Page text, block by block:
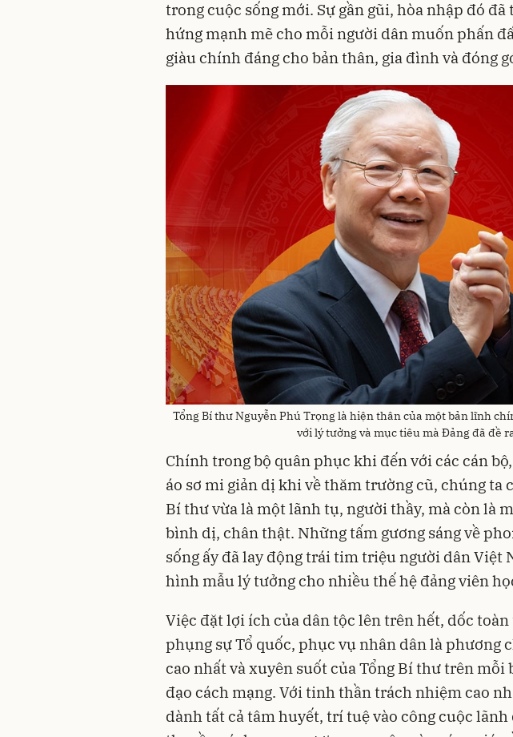
trong cuộc sống mới. Sự gần gũi, hòa nhập đó
hứng mạnh mẽ cho mỗi người dân muốn phấn
giàu chính đáng cho bản thân, gia đình và đóng
Tổng Bí thư Nguyễn Phú Trọng là hiện thân của một bản lĩnh
với lý tưởng và mục tiêu mà Đảng đã đề
Chính trong bộ quân phục khi đến với các cán
áo sơ mi giản dị khi về thăm trường cũ, chúng ta
Bí thư vừa là một lãnh tụ, người thầy, mà còn là
bình dị, chân thật. Những tấm gương sáng về
sống ấy đã lay động trái tim triệu người dân Việt
hình mẫu lý tưởng cho nhiều thế hệ đảng viên
Việc đặt lợi ích của dân tộc lên trên hết, dốc
phụng sự Tổ quốc, phục vụ nhân dân là phương
cao nhất và xuyên suốt của Tổng Bí thư trên mỗi
đạo cách mạng. Với tinh thần trách nhiệm cao
dành tất cả tâm huyết, trí tuệ vào công cuộc lãnh